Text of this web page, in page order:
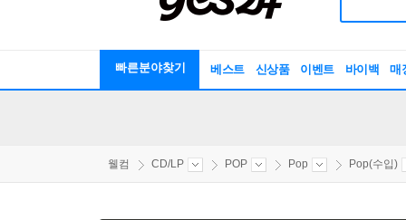
빠른분야찾기 베스트 신상품 이벤트 바이백 매
웰컴 CD/LP POP Pop Pop(수입)